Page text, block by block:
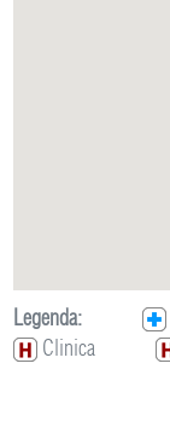
Legenda:
Clinica